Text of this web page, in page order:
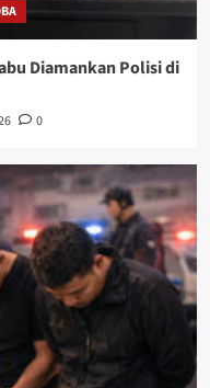
Diamankan Polisi di
0